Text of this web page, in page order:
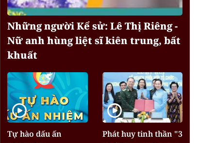
Những người Kể sử: Lê Thị Riêng -
Nữ anh hùng liệt sĩ kiên trung, bất
khuất
Tự hào dấu ấn
Phát huy tinh thần "3